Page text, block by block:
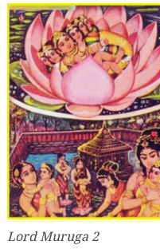
Lord Muruga 2